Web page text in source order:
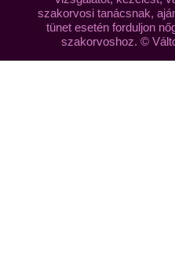
szakorvosi tanácsnak,
tünet esetén forduljon
szakorvoshoz. ©